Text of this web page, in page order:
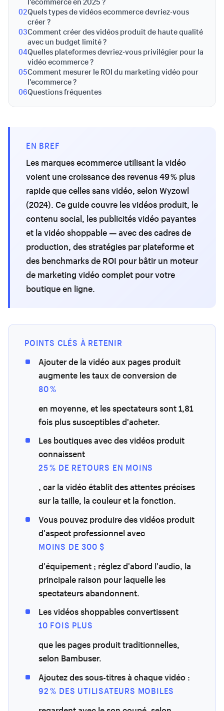
02Quels types de vidéos ecommerce devriez-vous
créer ?
03Comment créer des vidéos produit de haute qualité
avec un budget limité ?
04Quelles plateformes devriez-vous privilégier pour la
vidéo ecommerce ?
05Comment mesurer le ROI du marketing vidéo pour
l'ecommerce ?
06Questions fréquentes
EN BREF
Les marques ecommerce utilisant la vidéo
voient une croissance des revenus 49 % plus
rapide que celles sans vidéo, selon Wyzowl
(2024). Ce guide couvre les vidéos produit, le
contenu social, les publicités vidéo payantes
et la vidéo shoppable — avec des cadres de
production, des stratégies par plateforme et
des benchmarks de ROI pour bâtir un moteur
de marketing vidéo complet pour votre
boutique en ligne.
POINTS CLÉS À RETENIR
Ajouter de la vidéo aux pages produit
augmente les taux de conversion de
80 %
en moyenne, et les spectateurs sont 1,81
fois plus susceptibles d'acheter.
Les boutiques avec des vidéos produit
connaissent
25 % DE RETOURS EN MOINS
, car la vidéo établit des attentes précises
sur la taille, la couleur et la fonction.
Vous pouvez produire des vidéos produit
d'aspect professionnel avec
MOINS DE 300 $
d'équipement ; réglez d'abord l'audio, la
principale raison pour laquelle les
spectateurs abandonnent.
Les vidéos shoppables convertissent
10 FOIS PLUS
que les pages produit traditionnelles,
selon Bambuser.
Ajoutez des sous-titres à chaque vidéo :
92 % DES UTILISATEURS MOBILES